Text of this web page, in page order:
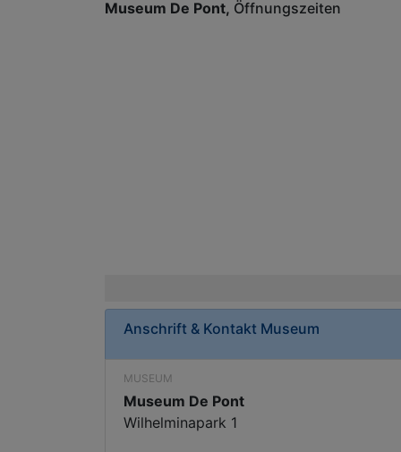
Museum De Pont Öffnungszeiten
Anschrift & Kontakt Museum
MUSEUM
Museum De Pont
Wilhelminapark 1